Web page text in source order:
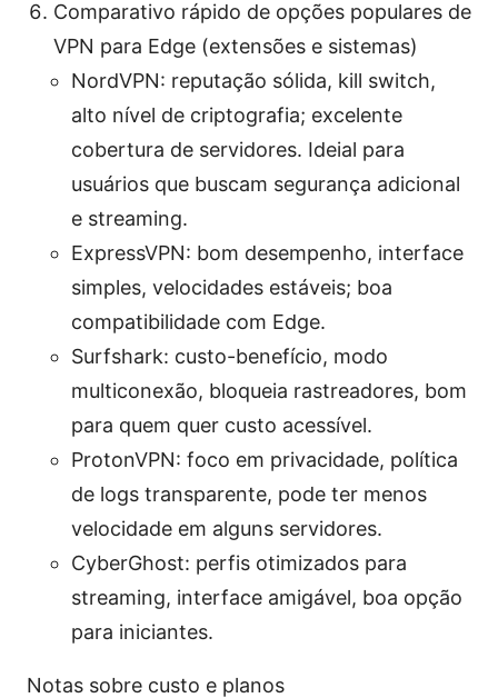
Comparativo rápido de opções populares de
VPN para Edge (extensões e sistemas)
NordVPN: reputação sólida, kill switch,
alto nível de criptografia; excelente
cobertura de servidores. Ideial para
usuários que buscam segurança adicional
e streaming.
ExpressVPN: bom desempenho, interface
simples, velocidades estáveis; boa
compatibilidade com Edge.
Surfshark: custo-benefício, modo
multiconexão, bloqueia rastreadores, bom
para quem quer custo acessível.
ProtonVPN: foco em privacidade, política
de logs transparente, pode ter menos
velocidade em alguns servidores.
CyberGhost: perfis otimizados para
streaming, interface amigável, boa opção
para iniciantes.
Notas sobre custo e planos